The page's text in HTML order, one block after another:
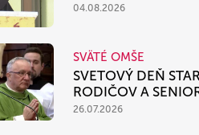
04.08.2026
SVÄTÉ OMŠE
SVETOVÝ DEŇ
RODIČOV A
26.07.2026